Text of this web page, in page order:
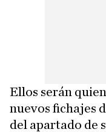
Ellos serán
nuevos fichajes
del apartado de